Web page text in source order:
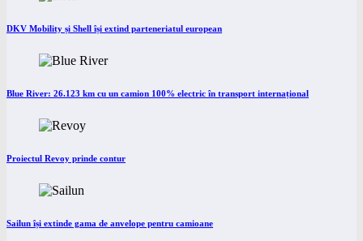
DKV Mobility și Shell își extind parteneriatul european
Blue River: 26.123 km cu un camion 100% electric în transport internațional
Proiectul Revoy prinde contur
Sailun își extinde gama de anvelope pentru camioane